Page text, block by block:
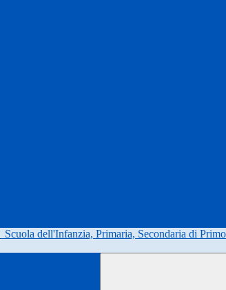
Scuola dell'Infanzia, Primaria, Secondaria di